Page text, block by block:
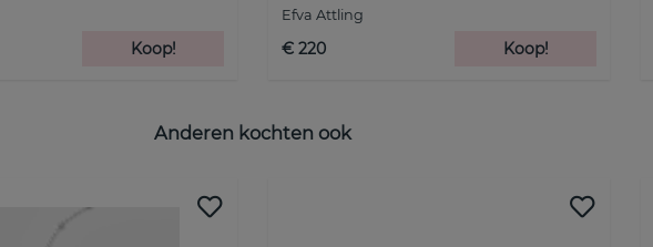
Koop!
Efva Attling
€ 220 Koop!
Anderen kochten ook